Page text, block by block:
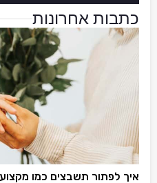
כתבות אחרונות
איך לפתור תשבצים כמו